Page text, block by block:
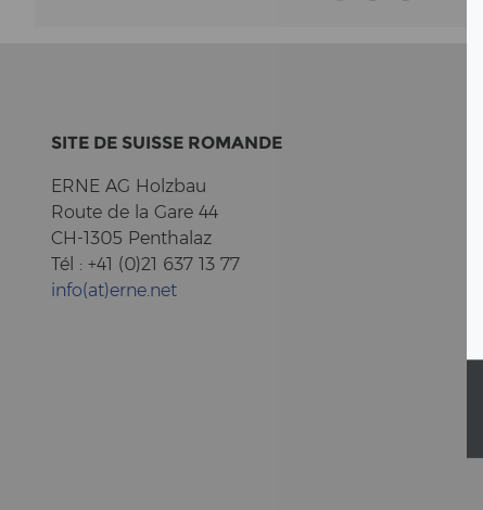
SITE DE SUIS­SE RO­MAN­DE
ERNE AG Holz­bau
Route de la Gare 44
CH-1305 Pent­halaz
Tél : +41 (0)21 637 13 77
info(at)erne.net